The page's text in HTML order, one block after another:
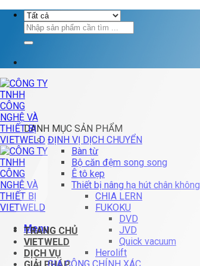
Chuyển
Tìm
kiếm:
Menu
TRANG CHỦ
VIETWELD
DỊCH VỤ
DANH MỤC SẢN PHẨM
ĐỊNH VỊ DỊCH CHUYỂN
Bàn từ
Bộ căn đệm song song
Ê tô kẹp
Thiết bị nâng hạ hút chân không
CHIA LERN
FUKOKU
DVD
JVD
Quick vacuum
Herolift